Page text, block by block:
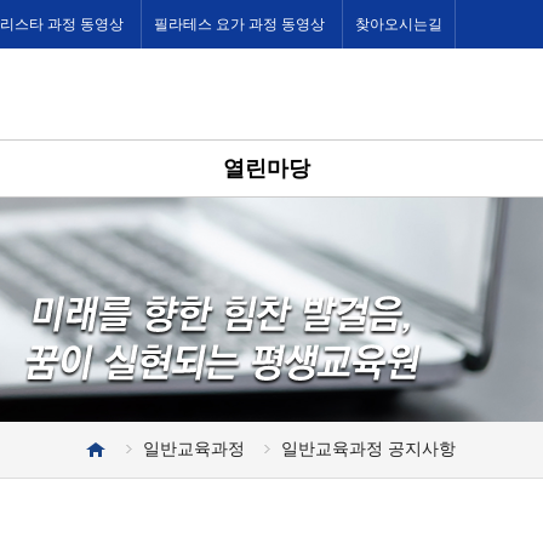
스타 과정 동영상 필라테스 요가 과정 동영상 찾아오시는길
열린마당
일반교육과정 일반교육과정 공지사항